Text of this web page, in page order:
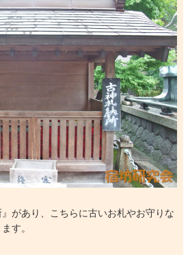
があり、こちらに古いお札やお守りな
す。